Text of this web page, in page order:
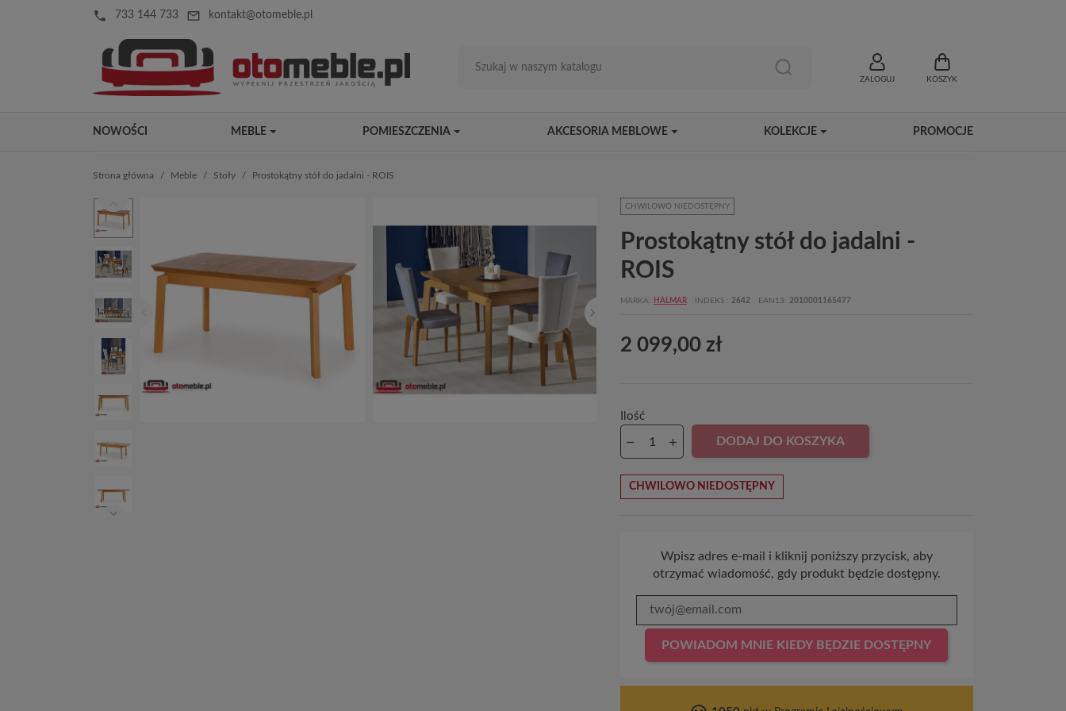
local_phone 733 144 733 mail_outline kontakt@otomeble.pl
ZALOGUJ KOSZYK
NOWOŚCI MEBLE POMIESZCZENIA AKCESORIA MEBLOWE KOLEKCJE PROMOCJE
Strona główna Meble Stoły Prostokątny stół do jadalni - ROIS
CHWILOWO NIEDOSTĘPNY
Prostokątny stół do jadalni -
ROIS
MARKA HALMAR INDEKS 2642 EAN13 2010001165477
2 099,00 zł
Ilość
DODAJ DO KOSZYKA
CHWILOWO NIEDOSTĘPNY
Wpisz adres e-mail i kliknij poniższy przycisk, aby
otrzymać wiadomość, gdy produkt będzie dostępny.
POWIADOM MNIE KIEDY BĘDZIE DOSTĘPNY